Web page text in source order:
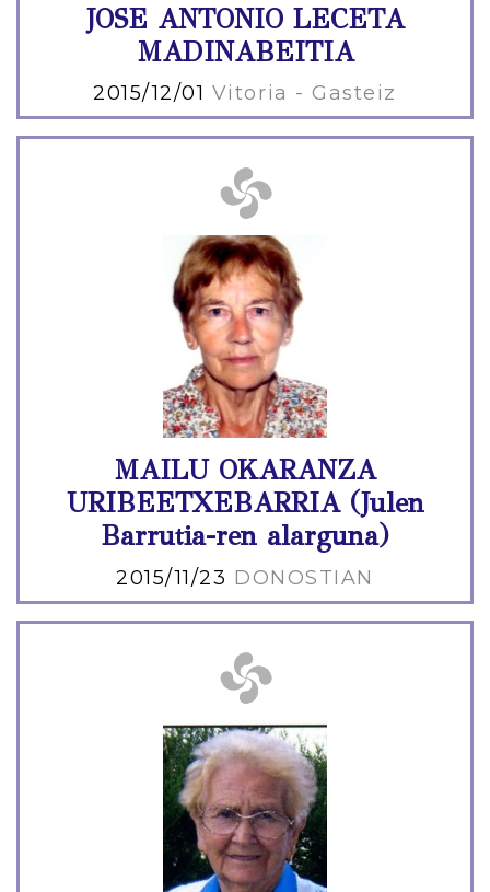
JOSE ANTONIO LECETA
MADINABEITIA
2015/12/01 Vitoria - Gasteiz
MAILU OKARANZA
URIBEETXEBARRIA (Julen
Barrutia-ren alarguna)
2015/11/23 DONOSTIAN